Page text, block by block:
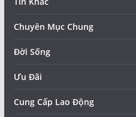
Chuyên Mục Chung
Đời Sống
Ưu Đãi
Cung Cấp Lao Động